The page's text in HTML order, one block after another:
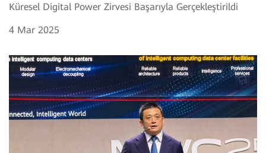
Küresel Digital Power Zirvesi Başarıyla Gerçekleştirildi
4 Mar 2025